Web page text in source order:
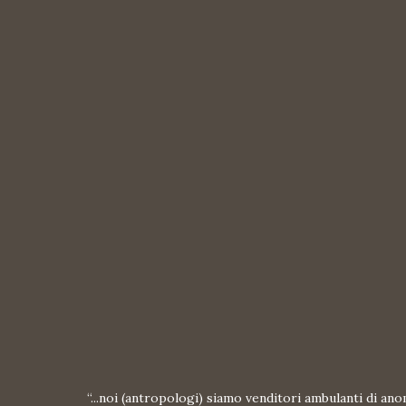
“...noi (antropologi) siamo venditori ambulanti di